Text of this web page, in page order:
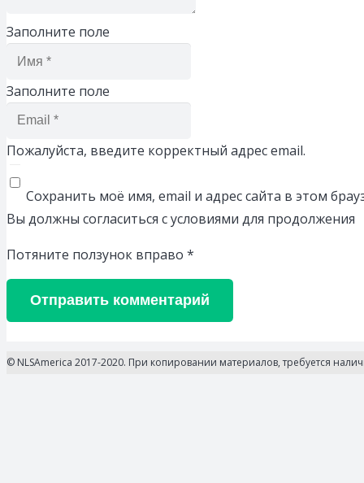
Заполните поле
Заполните поле
Пожалуйста, введите корректный адрес email.
Сохранить моё имя, email и адрес сайта в этом
Вы должны согласиться с условиями для продолжения
Потяните ползунок вправо *
Отправить комментарий
© NLSAmerica 2017-2020. При копировании материалов, требуется